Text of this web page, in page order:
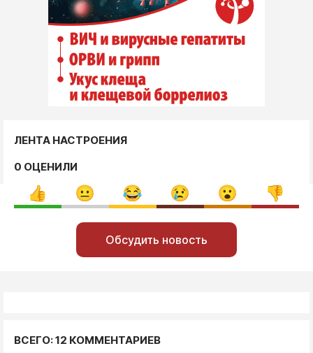
ЛЕНТА НАСТРОЕНИЯ
0 ОЦЕНИЛИ
Обсудить новость
ВСЕГО: 12 КОММЕНТАРИЕВ